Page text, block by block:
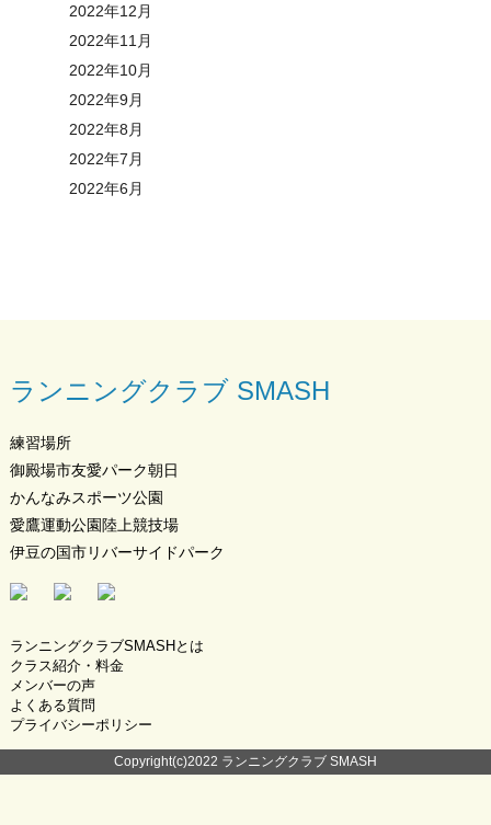
2022年12月
2022年11月
2022年10月
2022年9月
2022年8月
2022年7月
2022年6月
ランニングクラブ SMASH
練習場所
御殿場市友愛パーク朝日
かんなみスポーツ公園
愛鷹運動公園陸上競技場
伊豆の国市リバーサイドパーク
ランニングクラブSMASHとは
クラス紹介・料金
メンバーの声
よくある質問
プライバシーポリシー
Copyright(c)2022 ランニングクラブ SMASH